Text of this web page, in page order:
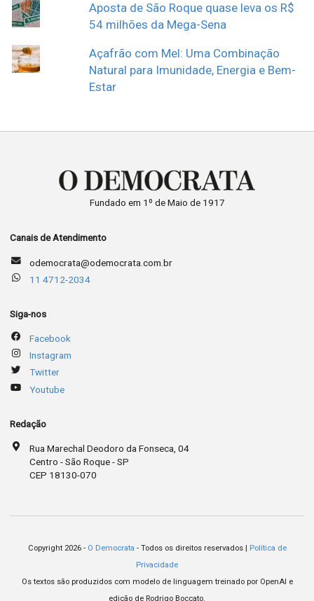
Aposta de São Roque quase leva os R$
54 milhões da Mega-Sena
Açafrão com Mel: Uma Combinação
Natural para Imunidade, Energia e Bem-
Estar
Fundado em 1º de Maio de 1917
Canais de Atendimento
odemocrata@odemocrata.com.br
11 4712-2034
Siga-nos
Facebook
Instagram
Twitter
Youtube
Redação
Rua Marechal Deodoro da Fonseca, 04
Centro - São Roque - SP
CEP 18130-070
Copyright 2026 - O Democrata - Todos os direitos reservados |
Política de
Privacidade
Os textos são produzidos com modelo de linguagem treinado por OpenAI e
edição de Rodrigo Boccato.